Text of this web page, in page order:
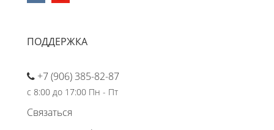
ПОДДЕРЖКА
+7 (906) 385-82-87
с 8:00 до 17:00 Пн - Пт
Связаться